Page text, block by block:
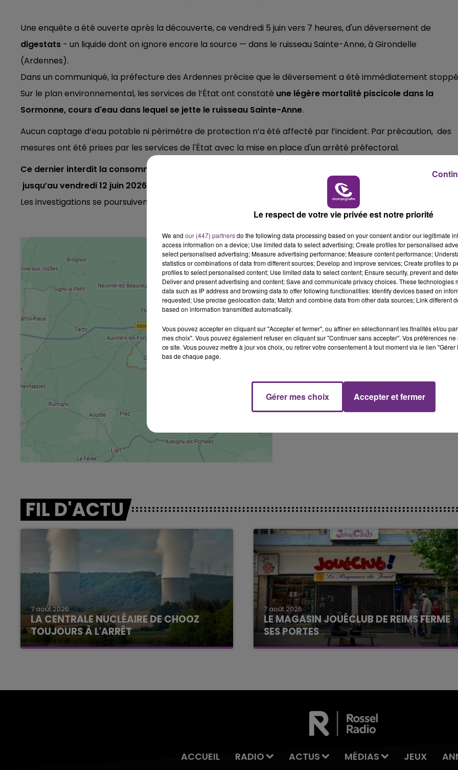
7h00 - 11h00
BEST OF
11h00 - 16h00
LE WEEK-END CHAMPAGNE FM
Une enquête a été ouverte après la découverte, ce vendredi 5 juin vers 7 heures, d'un déversement de
digestats - un liquide dont on ignore encore la source — dans le ruisseau Sainte-Anne, à Girondelle
(Ardennes).
Dans un communiqué, la préfecture des Ardennes précise que le déversement a été immédiatement
Sur le plan environnemental, les services de l’État ont constaté une légère mortalité piscicole dans la
Sormonne, cours d'eau dans lequel se jette le ruisseau Sainte-Anne.
Aucun captage d’eau potable ni périmètre de protection n’a été affecté par l’incident. Par précaution, des
mesures ont été prises par les services de l'État avec la mise en place d'un arrêté préfectoral.
Ce dernier interdit la consommation de produits de la pêche dans la Sormonne du vendredi 5 juin
jusqu’au vendredi 12 juin 2026 à minuit.
Les investigations se poursuivent.
FIL D'ACTU
7 août 2026
LA CENTRALE NUCLÉAIRE DE CHOOZ
TOUJOURS À L'ARRÊT
Cela fait déjà une semaine que la centrale
7 août 2026
LE MAGASIN JOUÉCLUB DE REIMS FERME
SES PORTES
C'était l'une des institutions du centre-ville
Le week-end Champagne FM
16h00 - 20h00
Le Week-end Champagne FM
ACCUEIL RADIO ACTUS MÉDIAS JEUX
Le respect de votre vie privée est notre priorité
We and our (447) partnersdo the following data processing based on your consent and/or our legitimate
access information on a device; Use limited data to select advertising; Create profiles for personalised
select personalised advertising; Measure advertising performance; Measure content performance;
statistics or combinations of data from different sources; Develop and improve services; Create profiles to
profiles to select personalised content; Use limited data to select content; Ensure security, prevent and
Deliver and present advertising and content; Save and communicate privacy choices. These technologies
data such as IP address and browsing data to offer following functionalities: Identify devices based on
requested; Use precise geolocation data; Match and combine data from other data sources; Link different
based on information transmitted automatically.
Vous pouvez accepter en cliquant sur "Accepter et fermer", ou affiner en sélectionnant les finalités et/ou
mes choix". Vous pouvez également refuser en cliquant sur "Continuer sans accepter". Vos préférences
ce site. Vous pouvez mettre à jour vos choix, ou retirer votre consentement à tout moment via le lien
bas de chaque page.
Gérer mes choix Accepter et fermer